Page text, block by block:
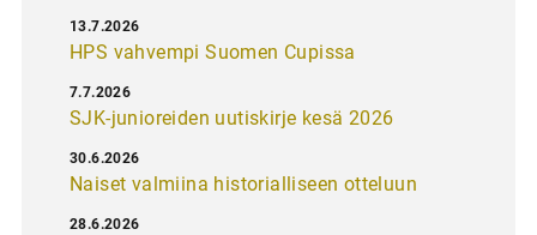
HPS vahvempi Suomen Cupissa
13.7.2026
SJK-junioreiden uutiskirje kesä 2026
7.7.2026
Naiset valmiina historialliseen otteluun
30.6.2026
28.6.2026